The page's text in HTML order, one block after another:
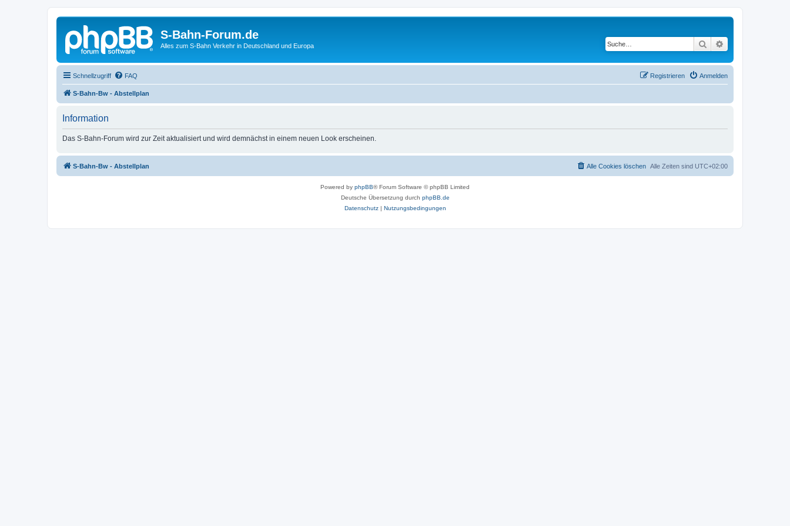
S-Bahn-Forum.de
Alles zum S-Bahn Verkehr in Deutschland und Europa Suche
Schnellzugriff FAQ Anmelden
Registrieren
S-Bahn-Bw - Abstellplan
Information
Das S-Bahn-Forum wird zur Zeit aktualisiert und wird demnächst in einem neuen Look erscheinen.
S-Bahn-Bw - Abstellplan Alle Zeiten sind UTC+02:00
Alle Cookies löschen
Powered by phpBB® Forum Software © phpBB Limited
Deutsche Übersetzung durch phpBB.de
Datenschutz| Nutzungsbedingungen